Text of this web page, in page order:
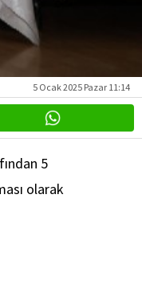
5 Ocak 2025 Pazar 11:14
5
olarak